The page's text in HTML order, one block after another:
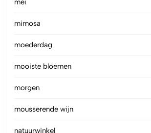
mei
mimosa
moederdag
mooiste bloemen
morgen
mousserende wijn
natuurwinkel